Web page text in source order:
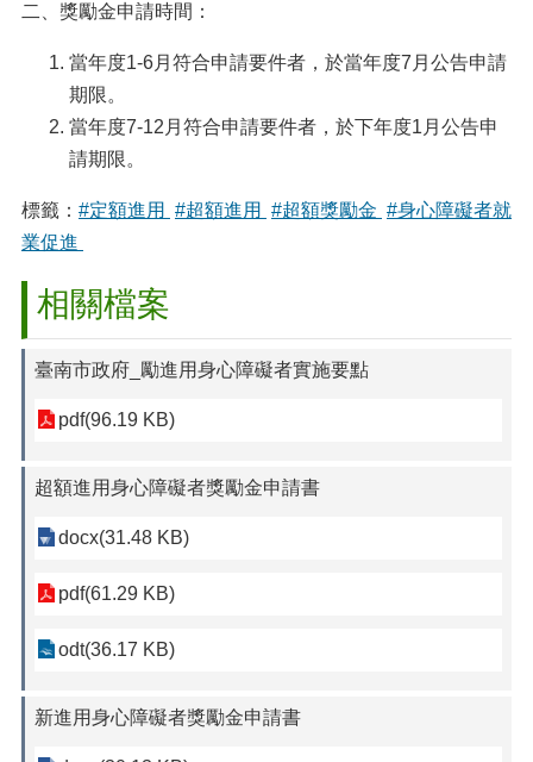
二、獎勵金申請時間：
當年度1-6月符合申請要件者，於當年度7月公告申請
期限。
當年度7-12月符合申請要件者，於下年度1月公告申
請期限。
標籤： #定額進用 #超額進用 #超額獎勵金 #身心障礙者就
業促進
相關檔案
臺南市政府_勵進用身心障礙者實施要點
pdf(96.19 KB)
超額進用身心障礙者獎勵金申請書
docx(31.48 KB)
pdf(61.29 KB)
odt(36.17 KB)
新進用身心障礙者獎勵金申請書